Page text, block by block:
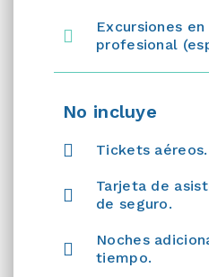
Excursiones
profesional
No incluye
Tickets aéreos.
Tarjeta de
de seguro.
Noches
tiempo.